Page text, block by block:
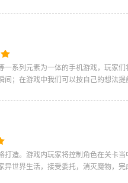
系列元素为一体的手机游戏，玩家
；在游戏中我们可以按自己的想法
造。游戏内玩家将控制角色在关卡
世界生活，接受委托，消灭魔物，